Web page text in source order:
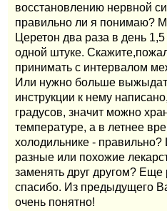
восстановлению нервной
правильно ли я понимаю?
Церетон два раза в день
одной штуке.
принимать с интервалом
Или нужно больше
инструкции к нему
градусов, значит можно
температуре, а в летнее
холодильнике - правильно?
разные или похожие
заменять друг другом?
спасибо. Из предыдущего
очень понятно!